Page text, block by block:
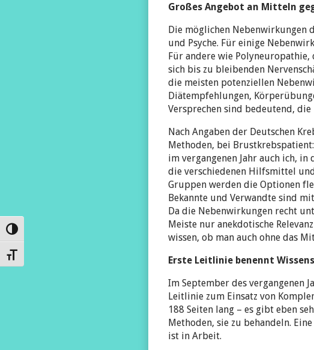
Umschalten auf hohe Kontraste
Schrift vergrößern
Großes Angebot an Mitteln
Die möglichen Nebenwirkungen
und Psyche. Für einige
Für andere wie
sich bis zu bleibenden
die meisten potenziellen
Diätempfehlungen,
Versprechen sind bedeutend,
Nach Angaben der Deutschen
Methoden, bei
im vergangenen Jahr auch ich,
die verschiedenen Hilfsmittel
Gruppen werden die Optionen
Bekannte und Verwandte sind
Da die Nebenwirkungen recht
Meiste nur anekdotische
wissen, ob man auch ohne das
Erste Leitlinie benennt
Im September des vergangenen
Leitlinie zum Einsatz von
188 Seiten lang – es gibt eben
Methoden, sie zu behandeln.
ist in Arbeit.